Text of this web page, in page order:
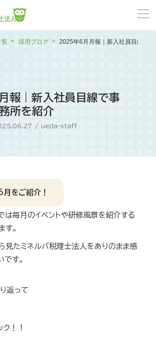
覧 採用ブログ 2025年6月月報｜新入社員目線で
｜新入社員目線で事
所を紹介
/ ueda-staff
月をご紹介！
は毎月のイベントや研修風景を紹介する
す。
見たミネルバ税理士法人をありのまま感
す。
返って
！！